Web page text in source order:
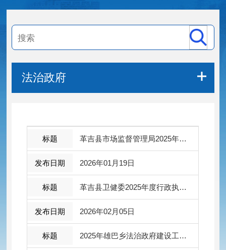
法治政府
革吉县市场监督管理局2025年度行政执法统计年报
2026年01月19日
革吉县卫健委2025年度行政执法统计年报
2026年02月05日
2025年雄巴乡法治政府建设工作情况报告